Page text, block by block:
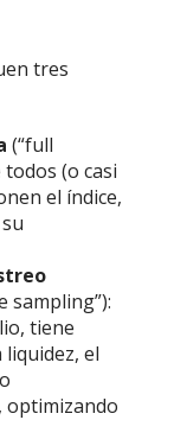
tres
(“full
todos (o casi
el índice,
sampling”):
tiene
el
optimizando